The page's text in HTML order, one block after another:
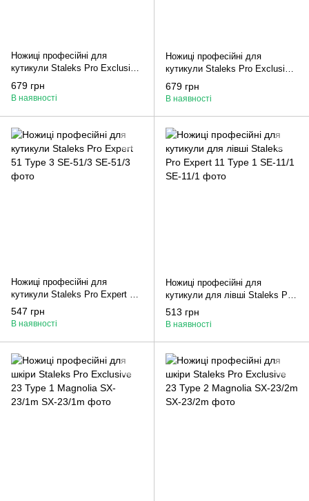
Ножиці професійні для
кутикули Staleks Pro Exclusive
21 Type 1 Magnolia SX-21/1m
679 грн
В наявності
Ножиці професійні для
кутикули Staleks Pro Exclusive
20 Type 2 Magnolia SX-20/2m
679 грн
В наявності
Ножиці професійні для
кутикули Staleks Pro Expert 51
Type 3 SE-51/3
547 грн
В наявності
Ножиці професійні для
кутикули для лівші Staleks Pro
Expert 11 Type 1 SE-11/1
513 грн
В наявності